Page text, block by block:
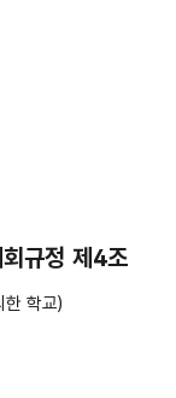
규정 제4조
한 학교)